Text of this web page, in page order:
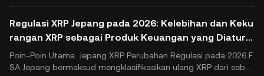
s-nya. Mulai akhir Januari 2026, protokol akan menghentikan m
Regulasi XRP Jepang pada 2026: Kelebihan dan Keku
rangan XRP sebagai Produk Keuangan yang Diatur d
an Proyeksi Harga
Poin-Poin Utama: Jepang XRP Perubahan Regulasi pada 2026 F
SA Jepang bermaksud mengklasifikasikan ulang XRP dari sebua